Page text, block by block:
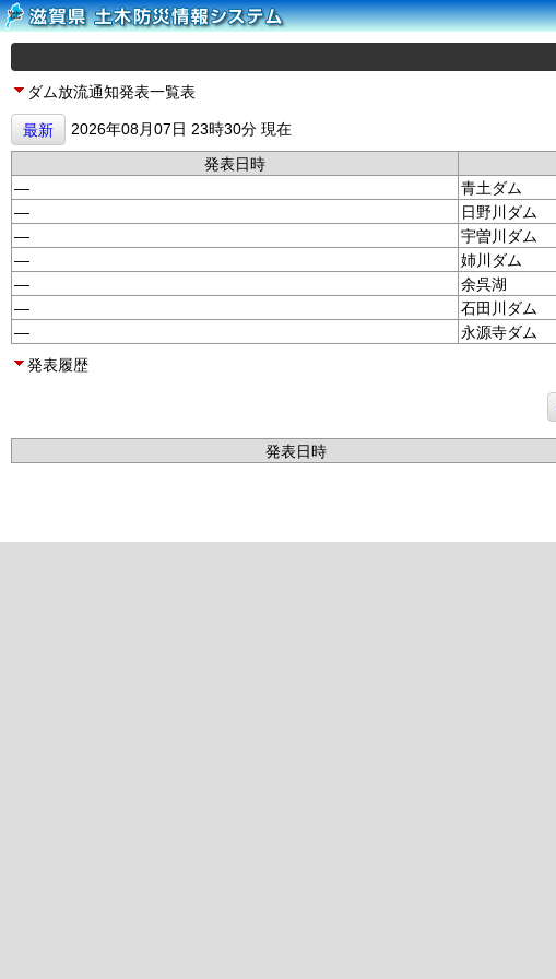
ダム放流通知発表一覧表
最新
2026年08月07日 23時30分 現在
発表日時
—
青土ダム
—
日野川ダム
—
宇曽川ダム
—
姉川ダム
—
余呉湖
—
石田川ダム
—
永源寺ダム
発表履歴
発表日時